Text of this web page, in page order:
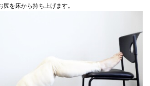
を床から持ち上げます。